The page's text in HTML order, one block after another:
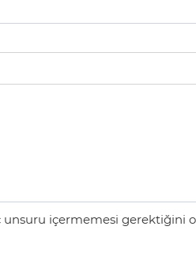
içermemesi gerektiğini